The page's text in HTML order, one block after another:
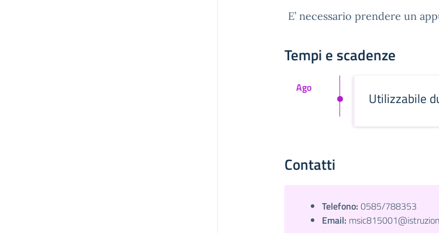
E’ necessario prendere un
Tempi e scadenze
Utilizzabile
Ago
Contatti
Telefono: 0585/788353
Email: